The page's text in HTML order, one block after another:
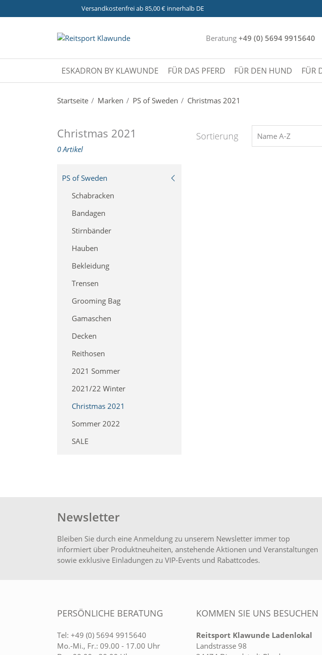
Versandkostenfrei ab 85,00 € innerhalb DE
Beratung +49 (0) 5694 9915640
ESKADRON BY KLAWUNDE FÜR DAS PFERD FÜR DEN HUND FÜR
Startseite Marken PS of Sweden Christmas 2021
Christmas 2021
0 Artikel
PS of Sweden
Schabracken
Bandagen
Stirnbänder
Hauben
Bekleidung
Trensen
Grooming Bag
Gamaschen
Decken
Reithosen
2021 Sommer
2021/22 Winter
Christmas 2021
Sommer 2022
SALE
Sortierung Name A-Z
Newsletter
Bleiben Sie durch eine Anmeldung zu unserem Newsletter immer top
informiert über Produktneuheiten, anstehende Aktionen und Veranstaltungen
sowie exklusive Einladungen zu VIP-Events und Rabattcodes.
PERSÖNLICHE BERATUNG
Tel: +49 (0) 5694 9915640
Mo.-Mi., Fr.: 09.00 - 17.00 Uhr
KOMMEN SIE UNS BESUCHEN
Reitsport Klawunde Ladenlokal
Landstrasse 98